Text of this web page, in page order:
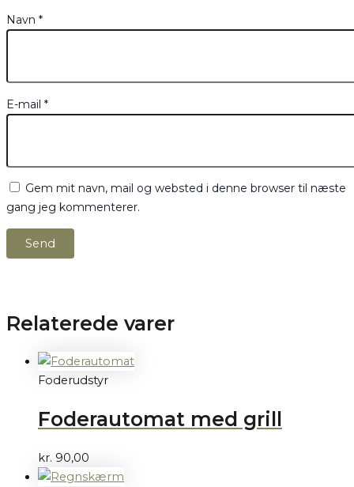
Navn *
E-mail *
Gem mit navn, mail og websted i denne browser til næste
gang jeg kommenterer.
Relaterede varer
Foderudstyr
Foderautomat med grill
kr. 90,00